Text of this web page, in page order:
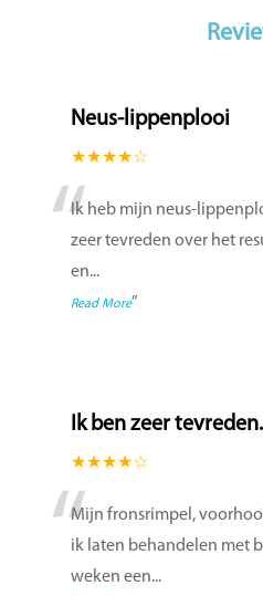
Neus-lippenplooi
★★★★☆
“Ik heb mijn neus-
zeer tevreden over het
en...
Read More”
Ik ben zeer tevreden.
★★★★☆
“Mijn fronsrimpel,
ik laten behandelen met
weken een...